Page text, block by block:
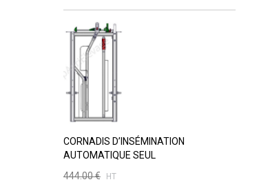
CORNADIS D’INSÉMINATION
AUTOMATIQUE SEUL
444.00 €
HT